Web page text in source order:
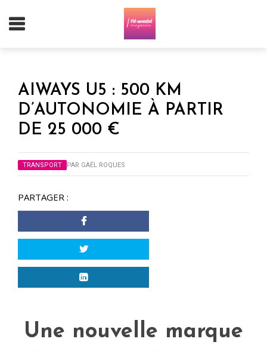
AIWAYS U5 : 500 KM
D’AUTONOMIE À PARTIR
DE 25 000 €
TRANSPORT PAR GAËL ROQUES
PARTAGER :
Une nouvelle marque